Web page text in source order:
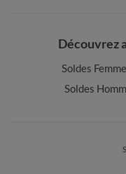
Découvrez
Soldes Femme
Soldes